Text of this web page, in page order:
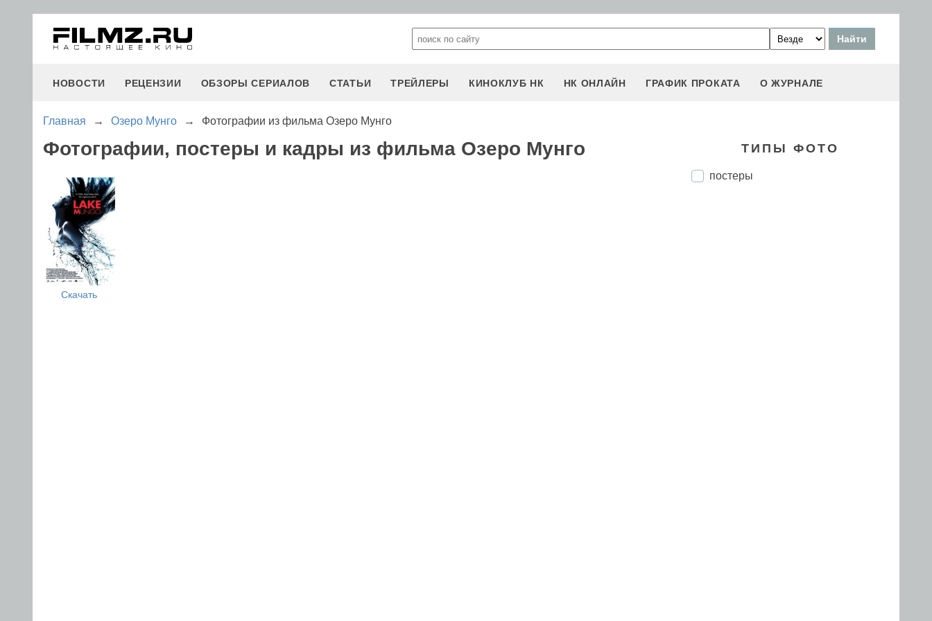
НОВОСТИ РЕЦЕНЗИИ ОБЗОРЫ СЕРИАЛОВ СТАТЬИ ТРЕЙЛЕРЫ КИНОКЛУБ НК НК ОНЛАЙН ГРАФИК ПРОКАТА О ЖУРНАЛЕ
Главная → Озеро Мунго → Фотографии из фильма Озеро Мунго
Фотографии, постеры и кадры из фильма Озеро Мунго
Скачать
ТИПЫ ФОТО
постеры